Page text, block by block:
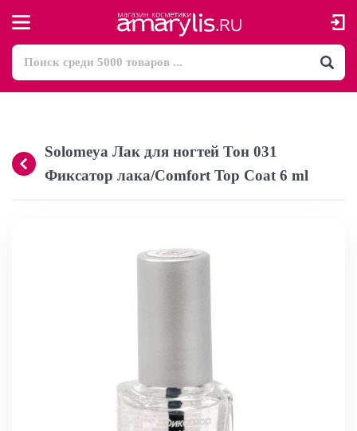
Solomeya Лак для ногтей Тон 031
Фиксатор лака/Comfort Top Coat 6 ml